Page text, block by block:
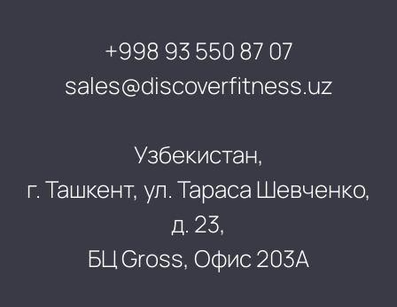
+998 93 550 87 07
sales@discoverfitness.uz
Узбекистан,
г. Ташкент, ул. Тараса Шевченко,
д. 23,
БЦ Gross, Офис 203А